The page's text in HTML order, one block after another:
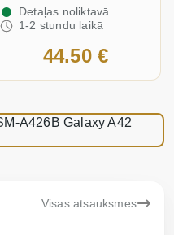
Detaļas noliktavā
1-2 stundu laikā
44.50 €
A426B Galaxy A42
Visas atsauksmes